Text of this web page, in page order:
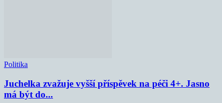
Politika
Juchelka zvažuje vyšší příspěvek na péči 4+. Jasno
má být do...